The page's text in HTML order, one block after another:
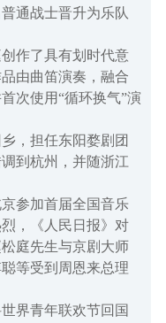
通战士晋升为乐队
作了具有划时代意
由曲笛演奏，融合
次使用“循环换气”演
，担任东阳婺剧团
到杭州，并随浙江
参加首届全国音乐
，《人民日报》对
庭先生与京剧大师
等受到周恩来总理
界青年联欢节回国